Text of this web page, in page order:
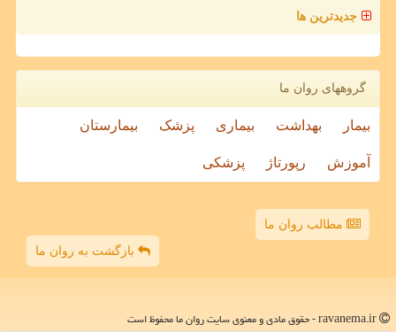
جدیدترین ها
گروههای روان ما
بیمار بهداشت بیماری پزشک بیمارستان
آموزش رپورتاژ پزشکی
مطالب روان ما
بازگشت به روان ما